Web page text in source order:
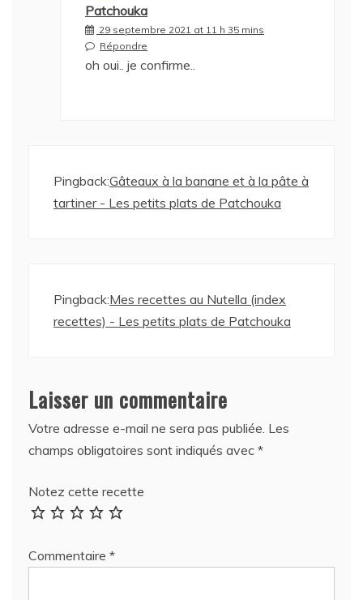
Patchouka
29 septembre 2021 at 11 h 35 mins
Répondre
oh oui.. je confirme..
Pingback:Gâteaux à la banane et à la pâte à
tartiner - Les petits plats de Patchouka
Pingback:Mes recettes au Nutella (index
recettes) - Les petits plats de Patchouka
Laisser un commentaire
Votre adresse e-mail ne sera pas publiée. Les
champs obligatoires sont indiqués avec *
Notez cette recette
Commentaire *